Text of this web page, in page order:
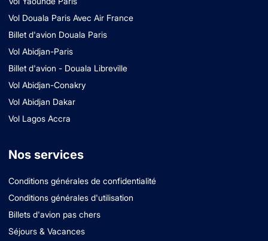
Vol Douala Paris Avec Air France
Billet d'avion Douala Paris
Vol Abidjan-Paris
Billet d'avion - Douala Libreville
Vol Abidjan-Conakry
Vol Abidjan Dakar
Vol Lagos Accra
Nos services
Conditions générales de confidentialité
Conditions générales d'utilisation
Billets d'avion pas chers
Séjours & Vacances